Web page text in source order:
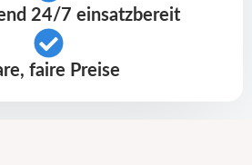
24/7 einsatzbereit
faire Preise